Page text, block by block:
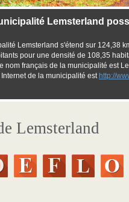
Lemsterland
Lemsterland s'étend sur 124,38
pour une densité de 108,35
nom français de la municipalité est
Internet de la municipalité est http://
Lemsterland